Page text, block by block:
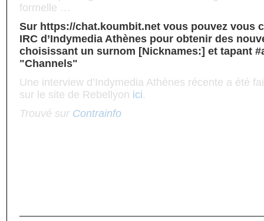
formelle …
Sur https://chat.koumbit.net vous pouvez vous
IRC d’Indymedia Athènes pour obtenir des
choisissant un surnom [Nicknames:] et tapant
"Channels"
Une interview d’Indymedia Athènes récente a été
sur le site de Rebellyon ici.
Trouvé sur Contrainfo